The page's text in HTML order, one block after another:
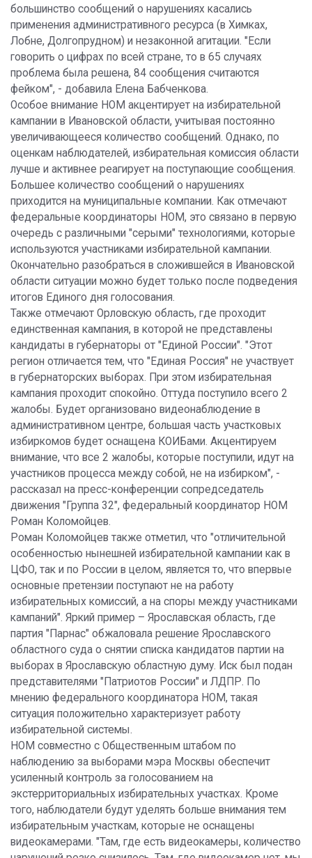
большинство сообщений о нарушениях касались
применения административного ресурса (в Химках,
Лобне, Долгопрудном) и незаконной агитации. "Если
говорить о цифрах по всей стране, то в 65 случаях
проблема была решена, 84 сообщения считаются
фейком", - добавила Елена Бабченкова.
Особое внимание НОМ акцентирует на избирательной
кампании в Ивановской области, учитывая постоянно
увеличивающееся количество сообщений. Однако, по
оценкам наблюдателей, избирательная комиссия области
лучше и активнее реагирует на поступающие сообщения.
Большее количество сообщений о нарушениях
приходится на муниципальные компании. Как отмечают
федеральные координаторы НОМ, это связано в первую
очередь с различными "серыми" технологиями, которые
используются участниками избирательной кампании.
Окончательно разобраться в сложившейся в Ивановской
области ситуации можно будет только после подведения
итогов Единого дня голосования.
Также отмечают Орловскую область, где проходит
единственная кампания, в которой не представлены
кандидаты в губернаторы от "Единой России". "Этот
регион отличается тем, что "Единая Россия" не участвует
в губернаторских выборах. При этом избирательная
кампания проходит спокойно. Оттуда поступило всего 2
жалобы. Будет организовано видеонаблюдение в
административном центре, большая часть участковых
избиркомов будет оснащена КОИБами. Акцентируем
внимание, что все 2 жалобы, которые поступили, идут на
участников процесса между собой, не на избирком", -
рассказал на пресс-конференции сопредседатель
движения "Группа 32", федеральный координатор НОМ
Роман Коломойцев.
Роман Коломойцев также отметил, что "отличительной
особенностью нынешней избирательной кампании как в
ЦФО, так и по России в целом, является то, что впервые
основные претензии поступают не на работу
избирательных комиссий, а на споры между участниками
кампаний". Яркий пример – Ярославская область, где
партия "Парнас" обжаловала решение Ярославского
областного суда о снятии списка кандидатов партии на
выборах в Ярославскую областную думу. Иск был подан
представителями "Патриотов России" и ЛДПР. По
мнению федерального координатора НОМ, такая
ситуация положительно характеризует работу
избирательной системы.
НОМ совместно с Общественным штабом по
наблюдению за выборами мэра Москвы обеспечит
усиленный контроль за голосованием на
экстерриториальных избирательных участках. Кроме
того, наблюдатели будут уделять больше внимания тем
избирательным участкам, которые не оснащены
видеокамерами. "Там, где есть видеокамеры, количество